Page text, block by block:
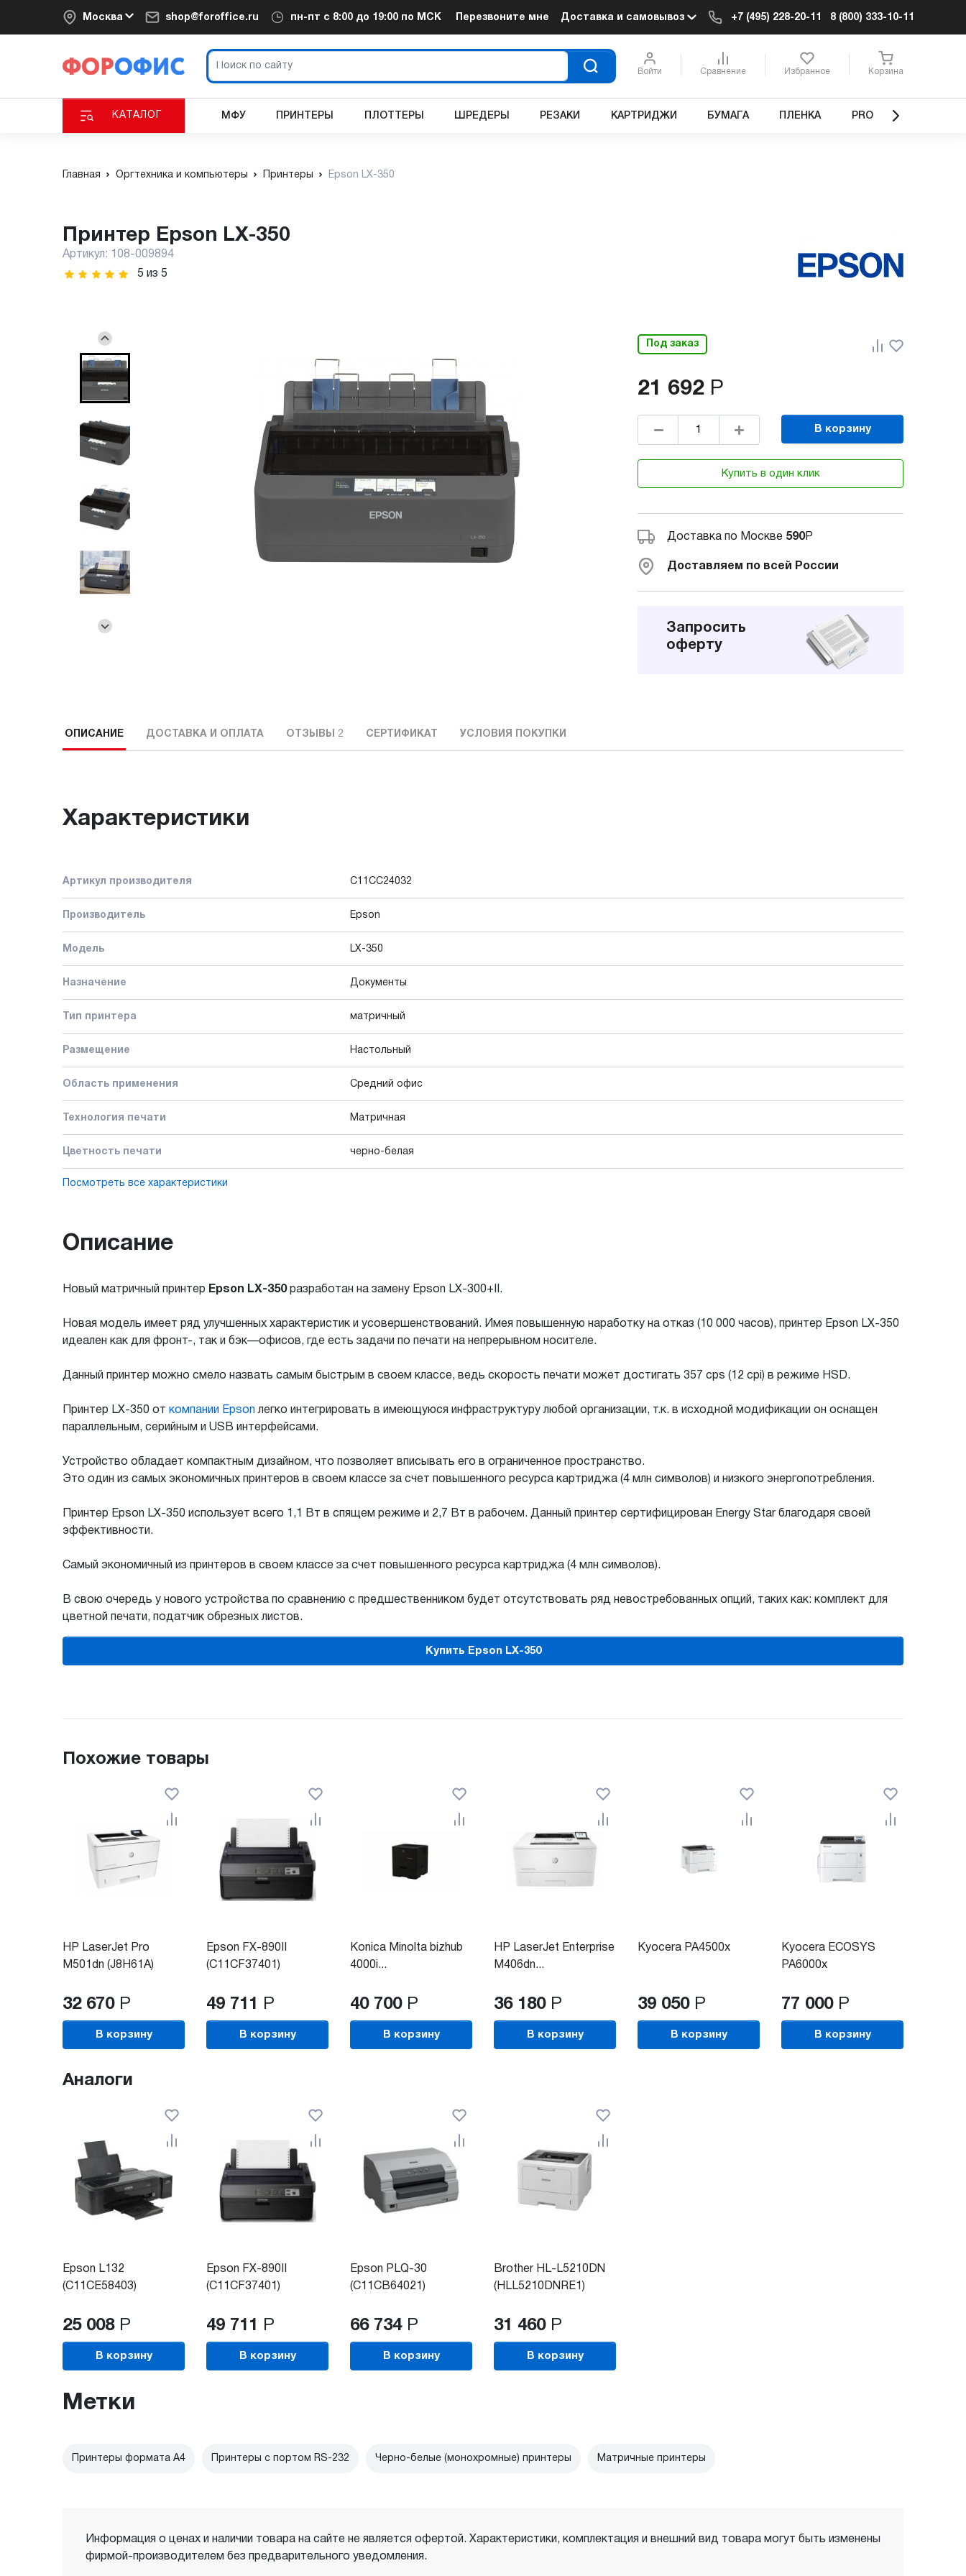
Москва shop@foroffice.ru пн-пт с 8:00 до 19:00 по МСК Перезвоните мне Доставка и самовывоз +7 (495) 228-20-11 8 (800) 333-10-11
Войти Сравнение Избранное Корзина
КАТАЛОГ МФУ ПРИНТЕРЫ ПЛОТТЕРЫ ШРЕДЕРЫ РЕЗАКИ КАРТРИДЖИ БУМАГА ПЛЕНКА PRO
Главная Оргтехника и компьютеры Принтеры Epson LX-350
Принтер Epson LX-350
Артикул:
108-009894
5 из 5
Под заказ
21 692 Р
В корзину
Купить в один клик
Доставка по Москве 590Р
Доставляем по всей России
Запросить
оферту
ОПИСАНИЕ ДОСТАВКА И ОПЛАТА ОТЗЫВЫ 2 СЕРТИФИКАТ УСЛОВИЯ ПОКУПКИ
Характеристики
Артикул производителя C11CC24032
Производитель Epson
Модель LX-350
Назначение Документы
Тип принтера матричный
Размещение Настольный
Область применения Средний офис
Технология печати Матричная
Цветность печати черно-белая
Посмотреть все характеристики
Описание
Новый матричный принтер Epson LX-350разработан на замену Epson LX-300+II.
Новая модель имеет ряд улучшенных характеристик и усовершенствований. Имея повышенную наработку на отказ (10 000 часов), принтер Epson LX-350
идеален как для фронт-, так и бэк—офисов, где есть задачи по печати на непрерывном носителе.
Данный принтер можно смело назвать самым быстрым в своем классе, ведь скорость печати может достигать 357 cps (12 cpi) в режиме HSD.
Принтер LX-350 от компании Epson легко интегрировать в имеющуюся инфраструктуру любой организации, т.к. в исходной модификации он оснащен
параллельным, серийным и USB интерфейсами.
Устройство обладает компактным дизайном, что позволяет вписывать его в ограниченное пространство.
Это один из самых экономичных принтеров в своем классе за счет повышенного ресурса картриджа (4 млн символов) и низкого энергопотребления.
Принтер Epson LX-350 использует всего 1,1 Вт в спящем режиме и 2,7 Вт в рабочем. Данный принтер сертифицирован Energy Star благодаря своей
эффективности.
Самый экономичный из принтеров в своем классе за счет повышенного ресурса картриджа (4 млн символов).
В свою очередь у нового устройства по сравнению с предшественником будет отсутствовать ряд невостребованных опций, таких как: комплект для
цветной печати, податчик обрезных листов.
Купить Epson LX-350
Похожие товары
HP LaserJet Pro
M501dn (J8H61A)
32 670 Р
В корзину
Epson FX-890II
(C11CF37401)
49 711 Р
В корзину
Konica Minolta bizhub
4000i...
40 700 Р
В корзину
HP LaserJet Enterprise
M406dn...
36 180 Р
В корзину
Kyocera PA4500x
39 050 Р
В корзину
Kyocera ECOSYS
PA6000x
77 000 Р
В корзину
Аналоги
Epson L132
(C11CE58403)
25 008 Р
В корзину
Epson FX-890II
(C11CF37401)
49 711 Р
В корзину
Epson PLQ-30
(C11CB64021)
66 734 Р
В корзину
Brother HL-L5210DN
(HLL5210DNRE1)
31 460 Р
В корзину
Метки
Принтеры формата А4 Принтеры с портом RS-232 Черно-белые (монохромные) принтеры Матричные принтеры
Информация о ценах и наличии товара на сайте не является офертой. Характеристики, комплектация и внешний вид товара могут быть изменены
фирмой-производителем без предварительного уведомления.